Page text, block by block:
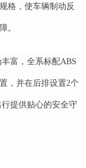
格，使车辆制动反
。
富，全系标配ABS
，并在后排设置2个
提供贴心的安全守